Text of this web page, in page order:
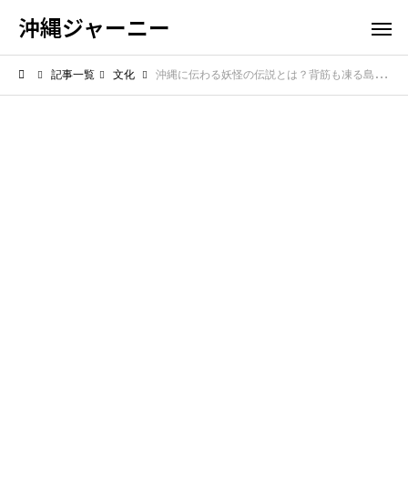
沖縄ジャーニー
記事一覧 文化 沖縄に伝わる妖怪の伝説とは？背筋も凍る島の不思議な物語